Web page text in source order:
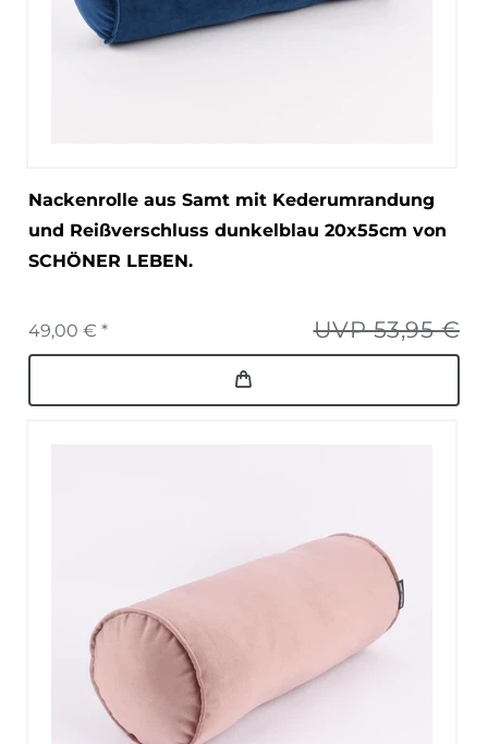
Nackenrolle aus Samt mit Kederumrandung
und Reißverschluss dunkelblau 20x55cm von
SCHÖNER LEBEN.
UVP 53,95 €
49,00 € *